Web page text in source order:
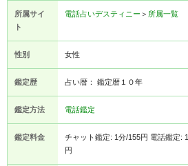
所属サイ
ト
電話占いデスティニー ＞ 所属一覧
性別 女性
鑑定歴 占い暦： 鑑定暦１０年
鑑定方法 電話鑑定
鑑定料金
チャット鑑定: 1分/155円 電話鑑定:
円